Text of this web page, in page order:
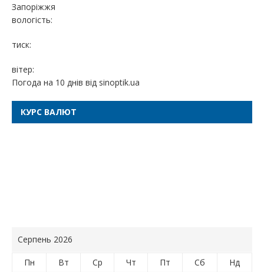
Запоріжжя
вологість:
тиск:
вітер:
Погода на 10 днів від sinoptik.ua
КУРС ВАЛЮТ
Серпень 2026
Пн Вт Ср Чт Пт Сб
Нд